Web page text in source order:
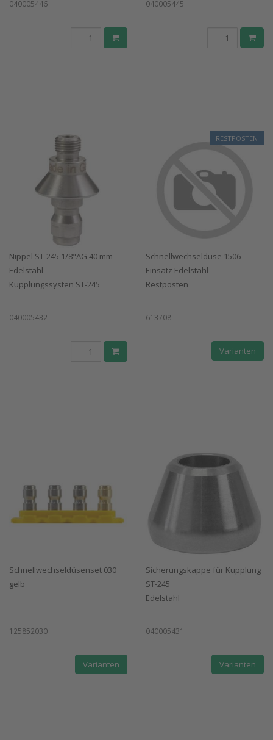
040005446 040005445
Nippel ST-245 1/8"AG 40 mm
Edelstahl
Kupplungssysten ST-245
040005432
RESTPOSTEN
Schnellwechseldüse 1506
Einsatz Edelstahl
Restposten
613708
Varianten
Schnellwechseldüsenset 030
gelb
125852030
Varianten
Sicherungskappe für Kupplung
ST-245
Edelstahl
040005431
Varianten